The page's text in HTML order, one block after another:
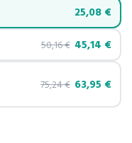
25,08 €
50,16€ 45,14 €
75,24€ 63,95 €